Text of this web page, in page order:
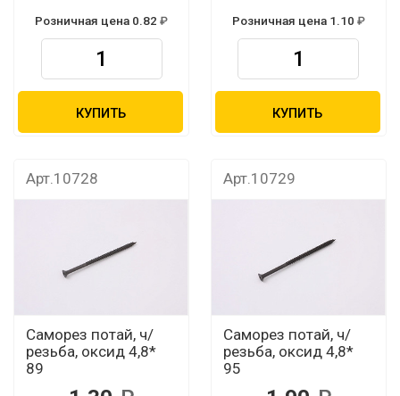
Розничная цена 0.82
КУПИТЬ
Розничная цена 1.10
КУПИТЬ
Арт.10728
Саморез потай, ч/
резьба, оксид 4,8*
89
Арт.10729
Саморез потай, ч/
резьба, оксид 4,8*
95